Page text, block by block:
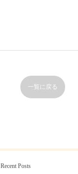
一覧に戻る
Recent Posts